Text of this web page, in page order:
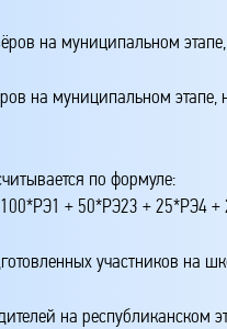
на муниципальном
на муниципальном
по формуле:
100*РЭ1 + 50*РЭ23 +
участников на
на республиканском